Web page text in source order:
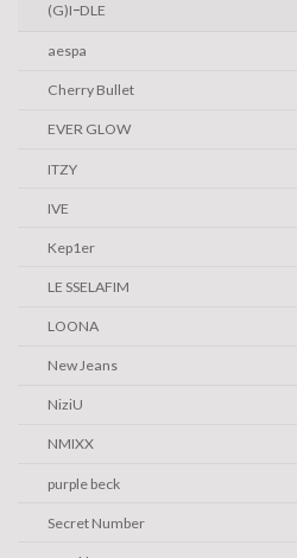
(G)IｰDLE
aespa
Cherry Bullet
EVER GLOW
ITZY
IVE
Kep1er
LE SSELAFIM
LOONA
New Jeans
NiziU
NMIXX
purple beck
Secret Number